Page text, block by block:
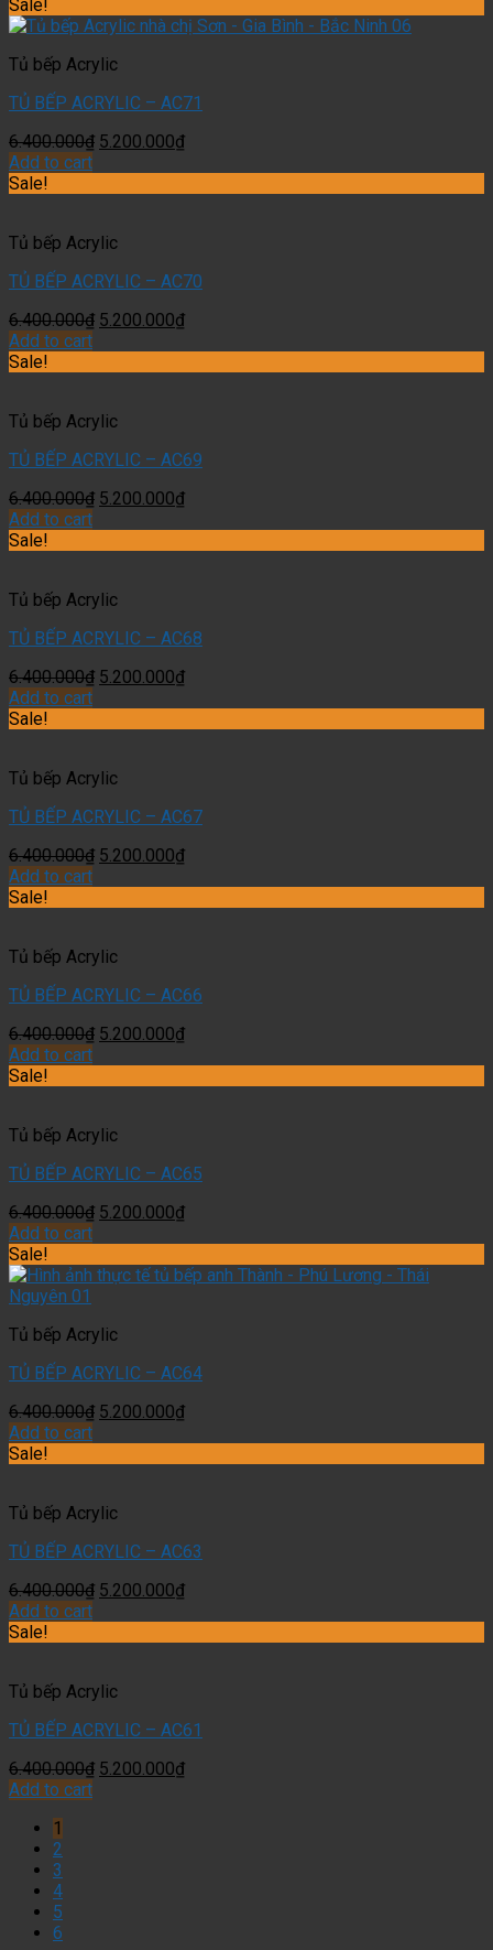
Sale!
Tủ bếp Acrylic
TỦ BẾP ACRYLIC – AC71
6.400.000₫ 5.200.000₫
Add to cart
Sale!
Tủ bếp Acrylic
TỦ BẾP ACRYLIC – AC70
6.400.000₫ 5.200.000₫
Add to cart
Sale!
Tủ bếp Acrylic
TỦ BẾP ACRYLIC – AC69
6.400.000₫ 5.200.000₫
Add to cart
Sale!
Tủ bếp Acrylic
TỦ BẾP ACRYLIC – AC68
6.400.000₫ 5.200.000₫
Add to cart
Sale!
Tủ bếp Acrylic
TỦ BẾP ACRYLIC – AC67
6.400.000₫ 5.200.000₫
Add to cart
Sale!
Tủ bếp Acrylic
TỦ BẾP ACRYLIC – AC66
6.400.000₫ 5.200.000₫
Add to cart
Sale!
Tủ bếp Acrylic
TỦ BẾP ACRYLIC – AC65
6.400.000₫ 5.200.000₫
Add to cart
Sale!
Tủ bếp Acrylic
TỦ BẾP ACRYLIC – AC64
6.400.000₫ 5.200.000₫
Add to cart
Sale!
Tủ bếp Acrylic
TỦ BẾP ACRYLIC – AC63
6.400.000₫ 5.200.000₫
Add to cart
Sale!
Tủ bếp Acrylic
TỦ BẾP ACRYLIC – AC61
6.400.000₫ 5.200.000₫
Add to cart
1
2
3
4
5
6